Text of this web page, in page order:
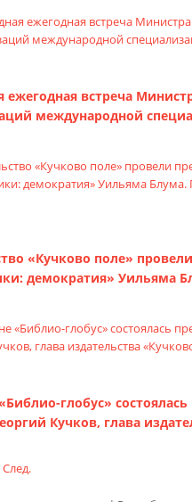
ежегодная встреча
международной
«Кучково поле»
демократия» Уильяма
глобус»
Кучков, глава
След.